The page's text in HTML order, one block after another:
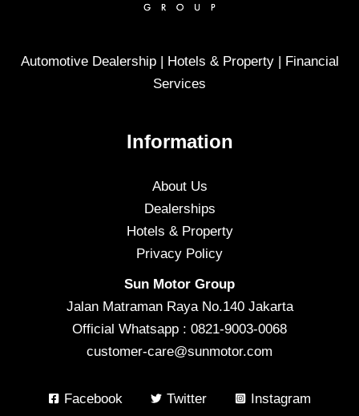
Automotive Dealership | Hotels & Property | Financial
Services
Information
About Us
Dealerships
Hotels & Property
Privacy Policy
Sun Motor Group
Jalan Matraman Raya No.140 Jakarta
Official Whatsapp : 0821-9003-0068
customer-care@sunmotor.com
Facebook Twitter
Instagram